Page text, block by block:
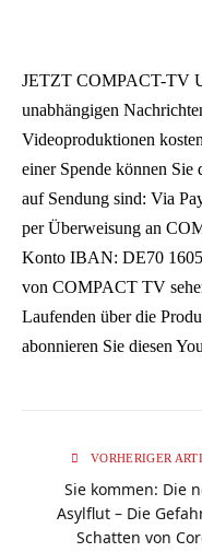
JETZT COMPACT-TV
unabhängigen
Videoproduktionen
einer Spende können
auf Sendung sind: Via
per Überweisung an
Konto IBAN: DE70
von COMPACT TV
Laufenden über die
abonnieren Sie diesen
VORHERIGER
Sie kommen: Die
Asylflut – Die
Schatten von